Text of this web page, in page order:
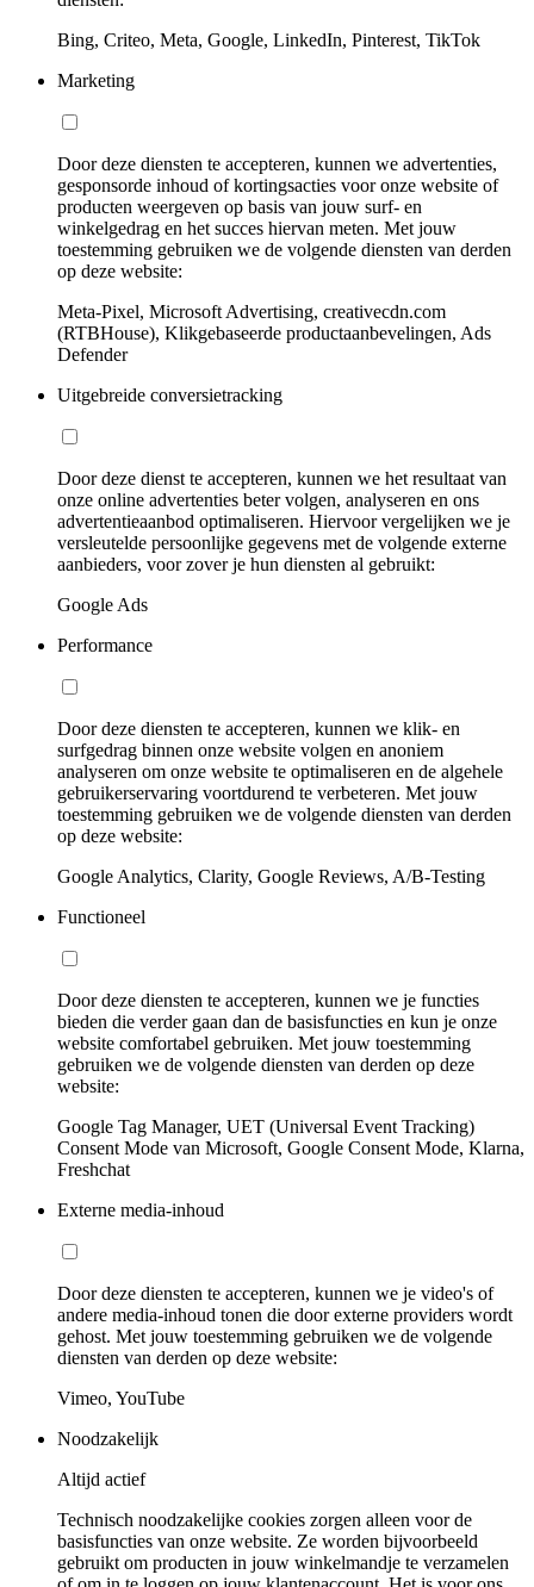
Bing, Criteo, Meta, Google, LinkedIn, Pinterest, TikTok
Marketing
Door deze diensten te accepteren, kunnen we advertenties,
gesponsorde inhoud of kortingsacties voor onze website of
producten weergeven op basis van jouw surf- en
winkelgedrag en het succes hiervan meten. Met jouw
toestemming gebruiken we de volgende diensten van derden
op deze website:
Meta-Pixel, Microsoft Advertising, creativecdn.com
(RTBHouse), Klikgebaseerde productaanbevelingen, Ads
Defender
Uitgebreide conversietracking
Door deze dienst te accepteren, kunnen we het resultaat van
onze online advertenties beter volgen, analyseren en ons
advertentieaanbod optimaliseren. Hiervoor vergelijken we je
versleutelde persoonlijke gegevens met de volgende externe
aanbieders, voor zover je hun diensten al gebruikt:
Google Ads
Performance
Door deze diensten te accepteren, kunnen we klik- en
surfgedrag binnen onze website volgen en anoniem
analyseren om onze website te optimaliseren en de algehele
gebruikerservaring voortdurend te verbeteren. Met jouw
toestemming gebruiken we de volgende diensten van derden
op deze website:
Google Analytics, Clarity, Google Reviews, A/B-Testing
Functioneel
Door deze diensten te accepteren, kunnen we je functies
bieden die verder gaan dan de basisfuncties en kun je onze
website comfortabel gebruiken. Met jouw toestemming
gebruiken we de volgende diensten van derden op deze
website:
Google Tag Manager, UET (Universal Event Tracking)
Consent Mode van Microsoft, Google Consent Mode, Klarna,
Freshchat
Externe media-inhoud
Door deze diensten te accepteren, kunnen we je video's of
andere media-inhoud tonen die door externe providers wordt
gehost. Met jouw toestemming gebruiken we de volgende
diensten van derden op deze website:
Vimeo, YouTube
Noodzakelijk
Altijd actief
Technisch noodzakelijke cookies zorgen alleen voor de
basisfuncties van onze website. Ze worden bijvoorbeeld
gebruikt om producten in jouw winkelmandje te verzamelen